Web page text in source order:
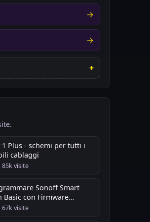
1 Plus - schemi per tutti i
cablaggi
85k visite
Sonoff Smart
Basic con Firmware
67k visite